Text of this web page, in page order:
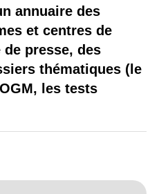
annuaire des
et centres de
de presse, des
thématiques (le
les tests